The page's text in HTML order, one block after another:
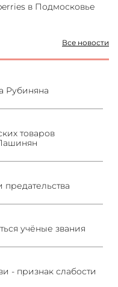
Все новости
Рубиняна
товаров
предательства
учёные звания
- признак слабости
в Подмосковье
применение
визита главы
в Тбилиси